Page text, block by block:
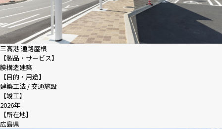
三高港 通路屋根
【製品・サービス】
膜構造建築
【目的・用途】
建築工法 / 交通施設
【竣工】
2026年
【所在地】
広島県